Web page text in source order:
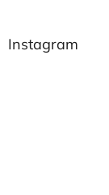
Instagram